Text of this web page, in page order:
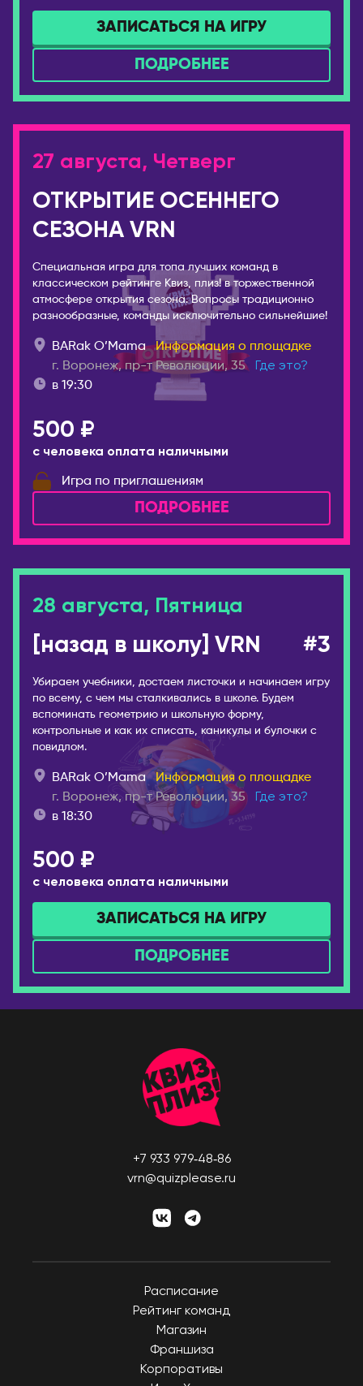
ЗАПИСАТЬСЯ НА ИГРУ
ПОДРОБНЕЕ
27 августа, Четверг
ОТКРЫТИЕ ОСЕННЕГО
СЕЗОНА VRN
Специальная игра для топа лучших команд в
классическом рейтинге Квиз, плиз! в торжественной
атмосфере открытия сезона. Вопросы традиционно
разнообразные, команды исключительно сильнейшие!
BARak O’Mama Информация о площадке
г. Воронеж, пр-т Революции, 35 Где это?
в 19:30
500 ₽
с человека оплата наличными
Игра по приглашениям
ПОДРОБНЕЕ
28 августа, Пятница
[назад в школу] VRN #3
Убираем учебники, достаем листочки и начинаем игру
по всему, с чем мы сталкивались в школе. Будем
вспоминать геометрию и школьную форму,
контрольные и как их списать, каникулы и булочки с
повидлом.
BARak O’Mama Информация о площадке
г. Воронеж, пр-т Революции, 35
Где это?
в 18:30
500 ₽
с человека оплата наличными
ЗАПИСАТЬСЯ НА ИГРУ
ПОДРОБНЕЕ
+7 933 979‑48‑86
vrn@quizplease.ru
Расписание
Рейтинг команд
Магазин
Франшиза
Корпоративы